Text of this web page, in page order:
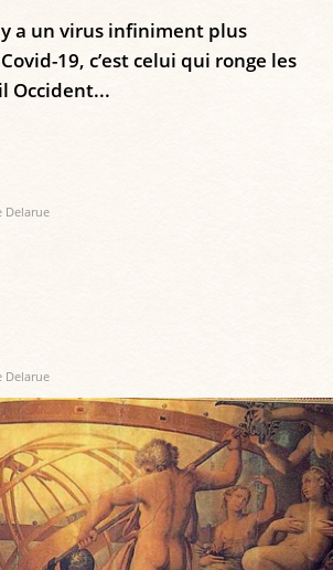
a un virus infiniment plus
19, c’est celui qui ronge les
Occident...
Delarue
Delarue